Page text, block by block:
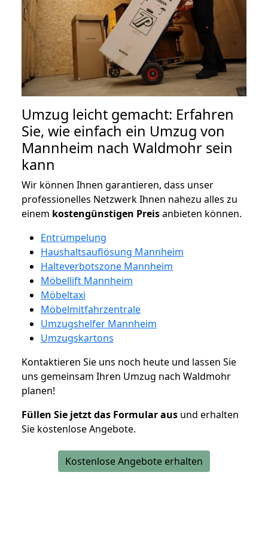
Umzug leicht gemacht: Erfahren
Sie, wie einfach ein Umzug von
Mannheim nach Waldmohr sein
kann
Wir können Ihnen garantieren, dass unser
professionelles Netzwerk Ihnen nahezu alles zu
einem kostengünstigen Preisanbieten können.
Entrümpelung
Haushaltsauflösung Mannheim
Halteverbotszone Mannheim
Möbellift Mannheim
Möbeltaxi
Möbelmitfahrzentrale
Umzugshelfer Mannheim
Umzugskartons
Kontaktieren Sie uns noch heute und lassen Sie
uns gemeinsam Ihren Umzug nach Waldmohr
planen!
Füllen Sie jetzt das Formular aus und erhalten
Sie kostenlose Angebote.
Kostenlose Angebote erhalten